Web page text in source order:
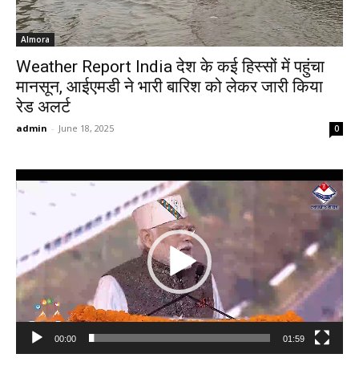
Almora
Weather Report India देश के कई हिस्सों में पहुंचा
मानसून, आईएमडी ने भारी बारिश को लेकर जारी किया
रेड अलर्ट
admin - June 18, 2025 0
Video
Player
00:00 01:59